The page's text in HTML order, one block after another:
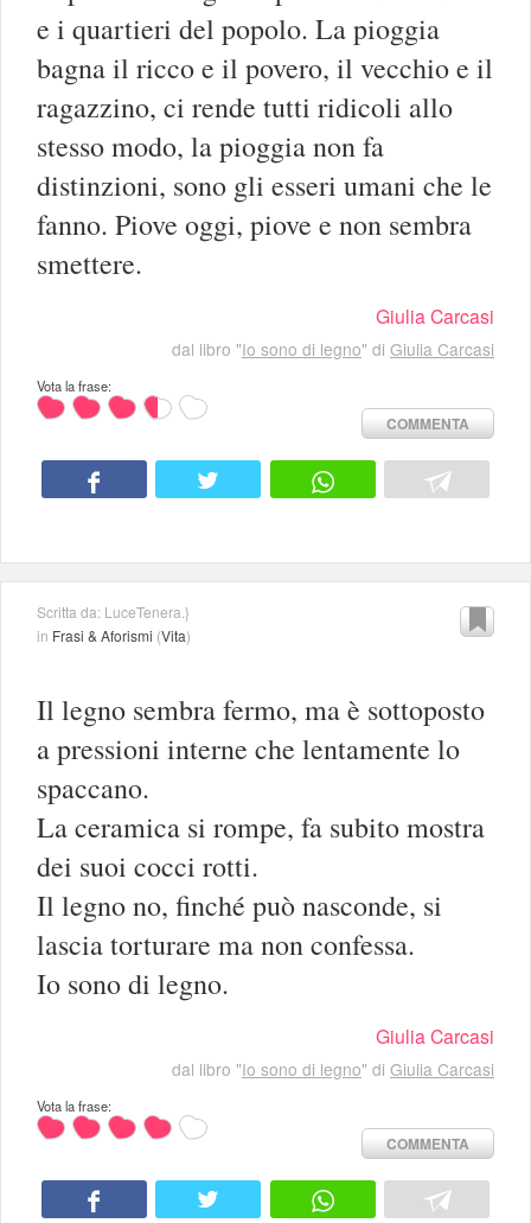
e i quartieri del popolo. La pioggia
bagna il ricco e il povero, il vecchio e il
ragazzino, ci rende tutti ridicoli allo
stesso modo, la pioggia non fa
distinzioni, sono gli esseri umani che le
fanno. Piove oggi, piove e non sembra
smettere.
Giulia Carcasi
dal libro "Io sono di legno" di Giulia Carcasi
Vota la frase:
COMMENTA
Scritta da: LuceTenera.}
in Frasi & Aforismi (Vita)
Il legno sembra fermo, ma è sottoposto
a pressioni interne che lentamente lo
spaccano.
La ceramica si rompe, fa subito mostra
dei suoi cocci rotti.
Il legno no, finché può nasconde, si
lascia torturare ma non confessa.
Io sono di legno.
Giulia Carcasi
dal libro "Io sono di legno" di Giulia Carcasi
Vota la frase:
COMMENTA